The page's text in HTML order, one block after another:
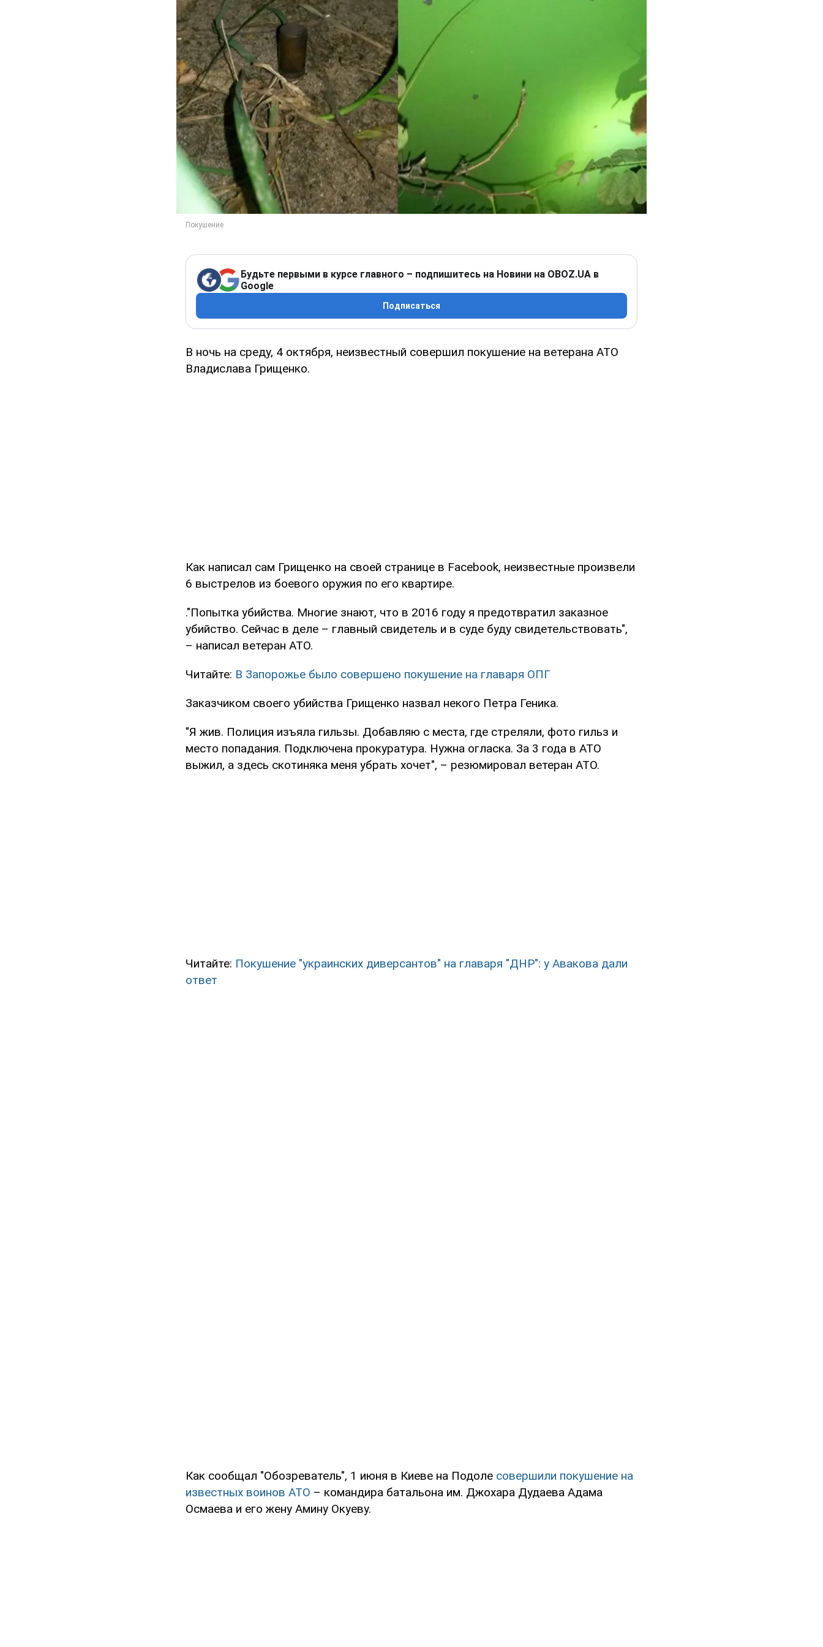
Будьте первыми в курсе главного – подпишитесь на Новини на OBOZ.UA в
Google
Подписаться
В ночь на среду, 4 октября, неизвестный совершил покушение на ветерана АТО
Владислава Грищенко.
Как написал сам Грищенко на своей странице в Facebook, неизвестные произвели
6 выстрелов из боевого оружия по его квартире.
."Попытка убийства. Многие знают, что в 2016 году я предотвратил заказное
убийство. Сейчас в деле – главный свидетель и в суде буду свидетельствовать",
– написал ветеран АТО.
Читайте: В Запорожье было совершено покушение на главаря ОПГ
Заказчиком своего убийства Грищенко назвал некого Петра Геника.
"Я жив. Полиция изъяла гильзы. Добавляю с места, где стреляли, фото гильз и
место попадания. Подключена прокуратура. Нужна огласка. За 3 года в АТО
выжил, а здесь скотиняка меня убрать хочет", – резюмировал ветеран АТО.
Читайте: Покушение "украинских диверсантов" на главаря "ДНР": у Авакова дали
ответ
Как сообщал "Обозреватель", 1 июня в Киеве на Подоле совершили покушение на
известных воинов АТО – командира батальона им. Джохара Дудаева Адама
Осмаева и его жену Амину Окуеву.